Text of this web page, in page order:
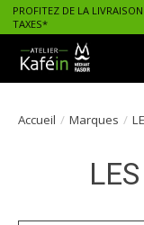
PROFITEZ DE LA
TAXES*
Accueil / Marques /